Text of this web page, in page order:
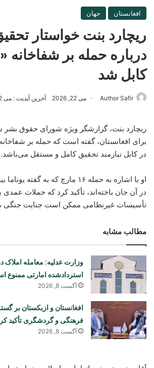
افغانستان جهان
ریچارد بنت خواستار
درباره حمله بر شفاخانه
کابل شد
Author Safir می 22, 2026 آخرین آپدیت : می 22, 2026
ریچارد بنت، گزارشگر ویژه شورای حقوق بشر
برای افغانستان، گفته است که حمله بر
در کابل نیازمند تحقیق کامل و مستقل می‌باشد.
در آن جان باخته‌اند، تأکید کرد که حملات عمدی
تأسیسات غیرنظامی ممکن است جنایت
مطالب مشابه
وزارت عدلیه: معامله
استردادشده امارتی ممنوع
آگست 8, 2026
افغانستان و ازبکستان بر
فرهنگی و گردشگری تأکید
آگست 8, 2026